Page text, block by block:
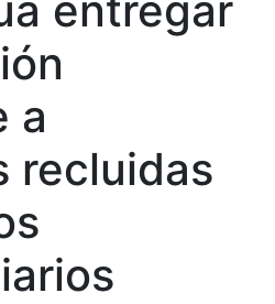
entregar
a
recluidas